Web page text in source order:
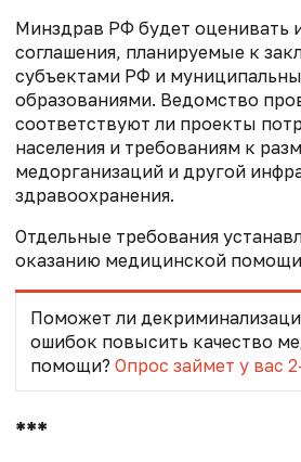
Минздрав РФ будет оценивать
соглашения, планируемые к
субъектами РФ и
образованиями. Ведомство
соответствуют ли проекты
населения и требованиям к
медорганизаций и другой
здравоохранения.
Отдельные требования
оказанию медицинской
Поможет ли
ошибок повысить качество
помощи? Опрос займет у вас
***